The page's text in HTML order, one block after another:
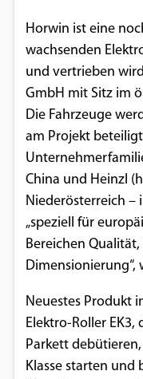
Horwin ist eine
wachsenden
und vertrieben
GmbH mit Sitz im
Die Fahrzeuge
am Projekt
China und Heinzl
Niederösterreich –
„speziell für
Bereichen
Dimensionierung“,
Neuestes Produkt
Elektro-Roller EK3,
Parkett
Klasse starten und
einwandfreie
Name:
Dieser
Cookie
EXTERNE